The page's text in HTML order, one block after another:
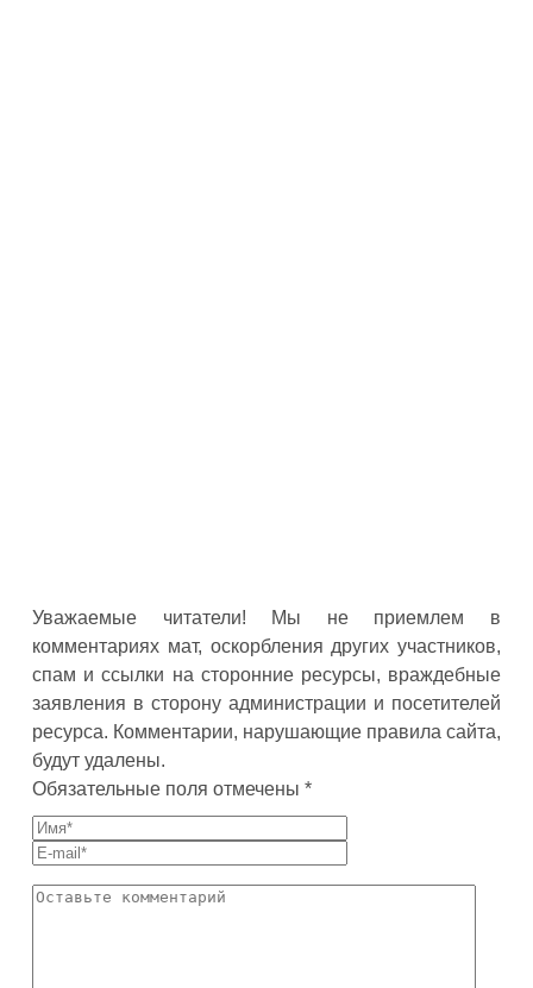
Уважаемые читатели! Мы не приемлем в
комментариях мат, оскорбления других участников,
спам и ссылки на сторонние ресурсы, враждебные
заявления в сторону администрации и посетителей
ресурса. Комментарии, нарушающие правила сайта,
будут удалены.
Обязательные поля отмечены *